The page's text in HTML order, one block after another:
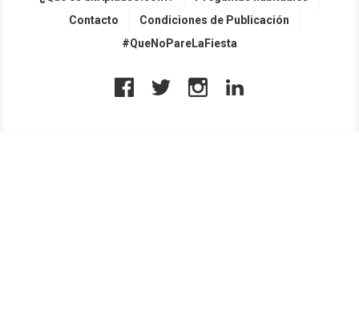
Contacto
Condiciones de Publicación
#QueNoPareLaFiesta